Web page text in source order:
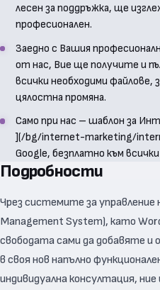
лесен за поддръжка, ще
професионален.
Заедно с Вашия
от нас, Вие ще получите и
всички необходими файлове,
цялостна промяна.
Само при нас – шаблон за
](/bg/internet-marketing/
Google, безплатно към
Подробности
Чрез системите за
Management System), като
свободата сами да добавяте
в своя нов напълно
индивидуална консултация,